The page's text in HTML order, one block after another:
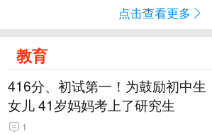
点击查看更多
教育
416分、初试第一！为鼓励初中生
女儿 41岁妈妈考上了研究生
1